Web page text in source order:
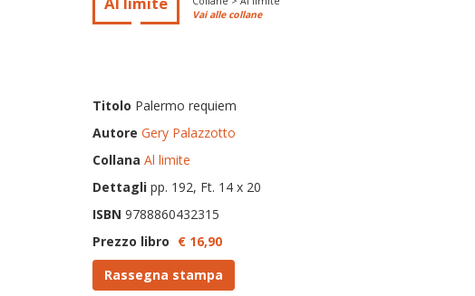
Vai alle collane
Titolo Palermo requiem
Autore Gery Palazzotto
Collana Al limite
Dettagli pp. 192, Ft. 14 x 20
ISBN 9788860432315
Prezzo libro € 16,90
Rassegna stampa